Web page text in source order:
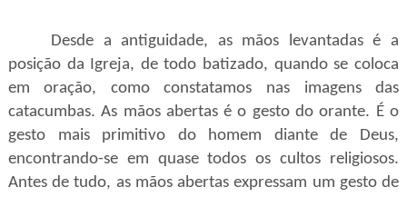
Desde a antiguidade, as mãos levantadas é a
posição da Igreja, de todo batizado, quando se coloca
em oração, como constatamos nas imagens das
catacumbas. As mãos abertas é o gesto do orante. É o
gesto mais primitivo do homem diante de Deus,
encontrando-se em quase todos os cultos religiosos.
Antes de tudo, as mãos abertas expressam um gesto de